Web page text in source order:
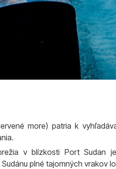
more) patria k
v blízkosti Port Sudan
plné tajomných vrakov